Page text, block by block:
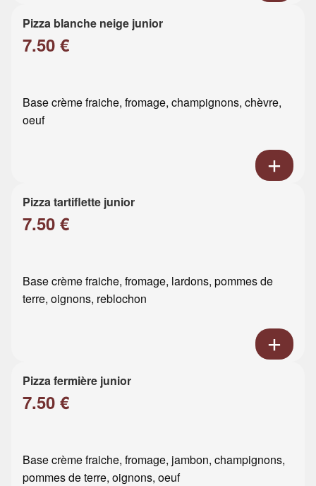
Pizza blanche neige junior
7.50 €
Base crème fraiche, fromage, champignons, chèvre,
oeuf
Pizza tartiflette junior
7.50 €
Base crème fraiche, fromage, lardons, pommes de
terre, oignons, reblochon
Pizza fermière junior
7.50 €
Base crème fraiche, fromage, jambon, champignons,
pommes de terre, oignons, oeuf